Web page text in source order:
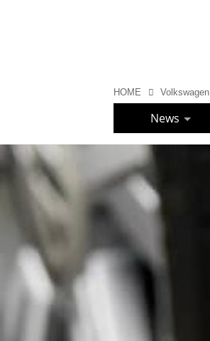
HOME Volkswagen
News